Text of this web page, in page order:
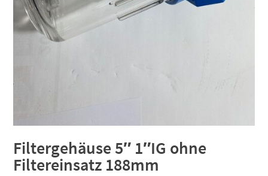
Filtergehäuse 5″ 1″IG ohne
Filtereinsatz 188mm